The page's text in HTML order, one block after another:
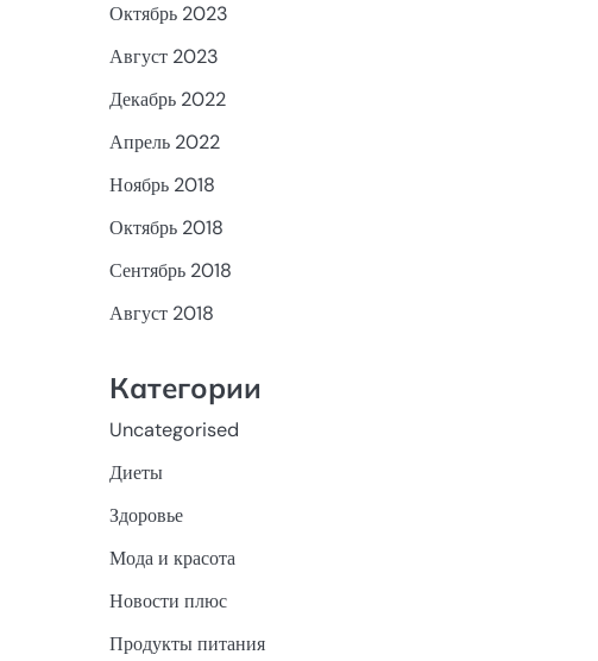
Октябрь 2023
Август 2023
Декабрь 2022
Апрель 2022
Ноябрь 2018
Октябрь 2018
Сентябрь 2018
Август 2018
Категории
Uncategorised
Диеты
Здоровье
Мода и красота
Новости плюс
Продукты питания